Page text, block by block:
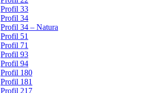
Profil 33
Profil 34
Profil 34 – Natura
Profil 51
Profil 71
Profil 93
Profil 94
Profil 180
Profil 181
Profil 217